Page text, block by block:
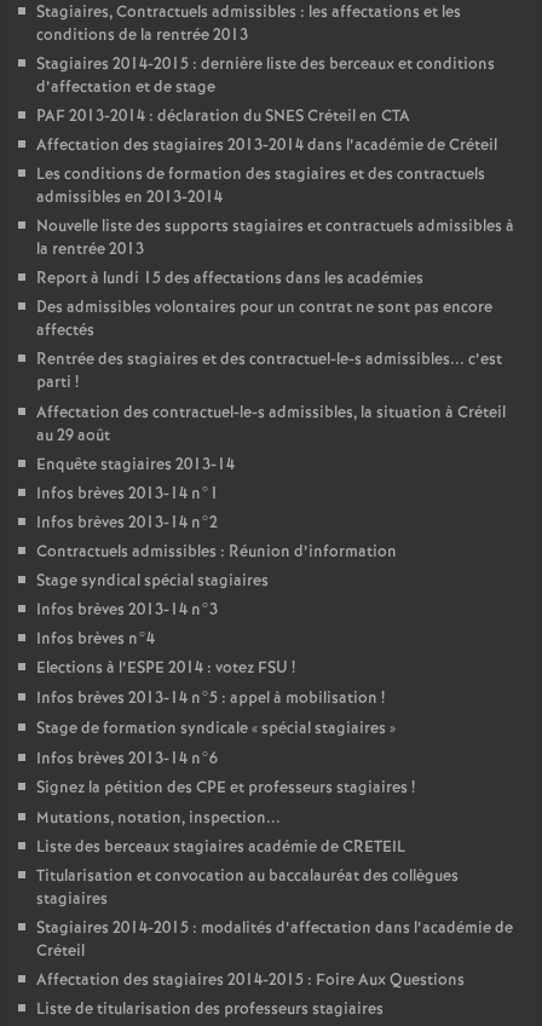
Stagiaires, Contractuels admissibles : les affectations et les
conditions de la rentrée 2013
Stagiaires 2014-2015 : dernière liste des berceaux et conditions
d’affectation et de stage
PAF2013-2014 : déclaration duSNESCréteil en CTA
Affectation des stagiaires 2013-2014 dans l’académie de Créteil
Les conditions de formation des stagiaires et des contractuels
admissibles en 2013-2014
Nouvelle liste des supports stagiaires et contractuels admissibles à
la rentrée 2013
Report à lundi 15 des affectations dans les académies
Des admissibles volontaires pour un contrat ne sont pas encore
affectés
Rentrée des stagiaires et des contractuel-le-s admissibles... c’est
parti !
Affectation des contractuel-le-s admissibles, la situation à Créteil
au 29 août
Enquête stagiaires 2013-14
Infos brèves 2013-14 n°1
Infos brèves 2013-14 n°2
Contractuels admissibles : Réunion d’information
Stage syndical spécial stagiaires
Infos brèves 2013-14 n°3
Infos brèves n°4
Elections à l’ESPE 2014 : votez FSU !
Infos brèves 2013-14 n°5 : appel à mobilisation !
Stage de formation syndicale «spécial stagiaires »
Infos brèves 2013-14 n°6
Signez la pétition des CPE et professeurs stagiaires !
Mutations, notation, inspection...
Liste des berceaux stagiaires académie deCRETEIL
Titularisation et convocation au baccalauréat des collègues
stagiaires
Stagiaires 2014-2015 : modalités d’affectation dans l’académie de
Créteil
Affectation des stagiaires 2014-2015 : Foire Aux Questions
Liste de titularisation des professeurs stagiaires